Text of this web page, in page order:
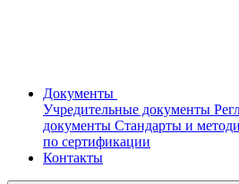
Документы
Учредительные документы
документы Стандарты и
по сертификации
Контакты